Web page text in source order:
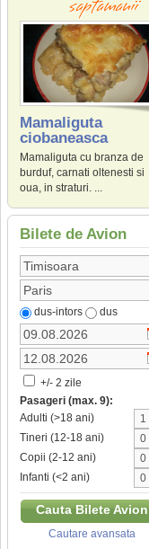
Mamaliguta
ciobaneasca
Mamaliguta cu branza de
burduf, carnati oltenesti si
oua, in straturi. ...
Bilete de Avion
dus-intors dus
+/- 2 zile
Pasageri (max. 9):
Adulti (>18 ani)
Tineri (12-18 ani)
Copii (2-12 ani)
Infanti (<2 ani)
Cauta Bilete Avion
Cautare avansata